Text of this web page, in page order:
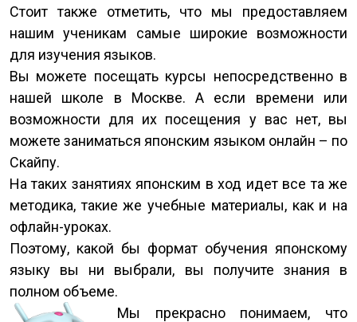
Стоит также отметить, что мы предоставляем
нашим ученикам самые широкие возможности
для изучения языков.
Вы можете посещать курсы непосредственно в
нашей школе в Москве. А если времени или
возможности для их посещения у вас нет, вы
можете заниматься японским языком онлайн – по
Скайпу.
На таких занятиях японским в ход идет все та же
методика, такие же учебные материалы, как и на
офлайн-уроках.
Поэтому, какой бы формат обучения японскому
языку вы ни выбрали, вы получите знания в
полном объеме.
Мы прекрасно понимаем, что